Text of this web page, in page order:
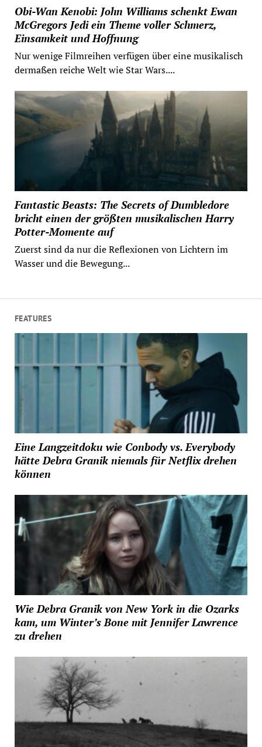
Obi-Wan Kenobi: John Williams schenkt Ewan
McGregors Jedi ein Theme voller Schmerz,
Einsamkeit und Hoffnung
Nur wenige Filmreihen verfügen über eine musikalisch
dermaßen reiche Welt wie Star Wars....
Fantastic Beasts: The Secrets of Dumbledore
bricht einen der größten musikalischen Harry
Potter-Momente auf
Zuerst sind da nur die Reflexionen von Lichtern im
Wasser und die Bewegung...
FEATURES
Eine Langzeitdoku wie Conbody vs. Everybody
hätte Debra Granik niemals für Netflix drehen
können
Wie Debra Granik von New York in die Ozarks
kam, um Winter’s Bone mit Jennifer Lawrence
zu drehen